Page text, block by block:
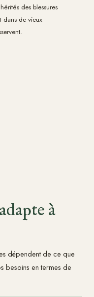
des blessures
dans de vieux
à
dépendent de ce que
besoins en termes de